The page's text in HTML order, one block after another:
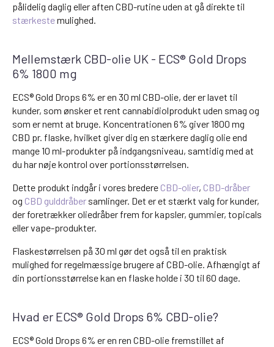
pålidelig daglig eller aften CBD-rutine uden at gå direkte til
stærkestemulighed.
Mellemstærk CBD-olie UK - ECS® Gold Drops
6% 1800 mg
ECS® Gold Drops 6% er en 30 ml CBD-olie, der er lavet til
kunder, som ønsker et rent cannabidiolprodukt uden smag og
som er nemt at bruge. Koncentrationen 6% giver 1800 mg
CBD pr. flaske, hvilket giver dig en stærkere daglig olie end
mange 10 ml-produkter på indgangsniveau, samtidig med at
du har nøje kontrol over portionsstørrelsen.
Dette produkt indgår i vores bredere CBD-olier, CBD-dråber
og CBD gulddråber samlinger. Det er et stærkt valg for kunder,
der foretrækker oliedråber frem for kapsler, gummier, topicals
eller vape-produkter.
Flaskestørrelsen på 30 ml gør det også til en praktisk
mulighed for regelmæssige brugere af CBD-olie. Afhængigt af
din portionsstørrelse kan en flaske holde i 30 til 60 dage.
Hvad er ECS® Gold Drops 6% CBD-olie?
ECS® Gold Drops 6% er en ren CBD-olie fremstillet af